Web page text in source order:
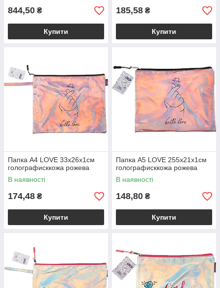
844,50 ₴
Купити
185,58 ₴
Купити
Папка A4 LOVE 33х26х1см
голографисккожа рожева
В наявності
174,48 ₴
Купити
Папка А5 LOVE 255х21х1см
голографисккожа рожева
В наявності
148,80 ₴
Купити